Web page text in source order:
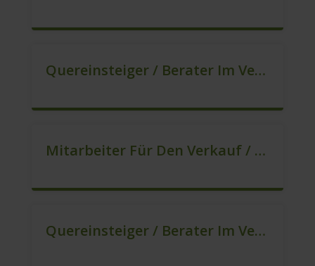
Quereinsteiger / Berater Im Vertrieb – Ab Sofort (m/w/d)
Mitarbeiter Für Den Verkauf / Quereinsteiger (m/w/d)
Quereinsteiger / Berater Im Vertrieb (m/w/d)